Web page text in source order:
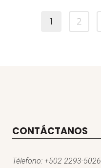
1 2
CONTÁCTANOS
Télefono: +502 2293-5026